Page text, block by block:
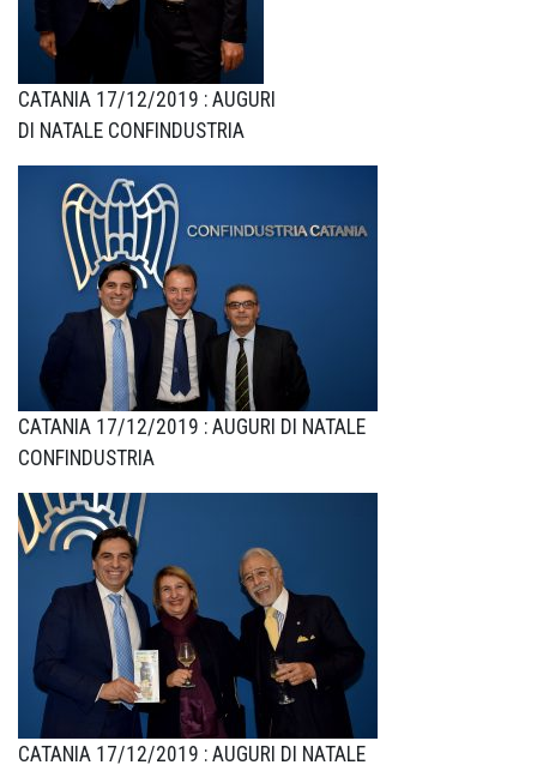
CATANIA 17/12/2019 : AUGURI
DI NATALE CONFINDUSTRIA
CATANIA 17/12/2019 : AUGURI DI NATALE
CONFINDUSTRIA
CATANIA 17/12/2019 : AUGURI DI NATALE